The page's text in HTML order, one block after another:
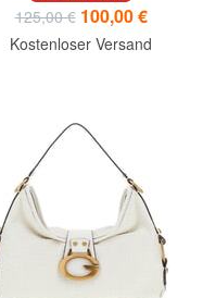
125,00 € 100,00 €
Kostenloser Versand